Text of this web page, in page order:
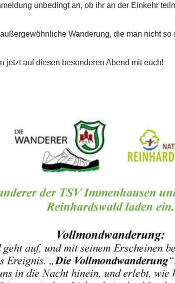
unbedingt an, ob ihr an der Einkehr
Wanderung, die man nicht so
jetzt auf diesen besonderen Abend mit euch!